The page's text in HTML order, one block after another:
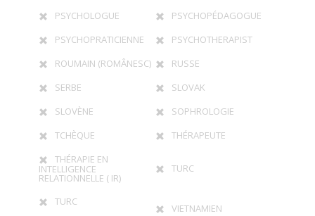
PSYCHOLOGUE
PSYCHOPÉDAGOGUE
PSYCHOPRATICIENNE
PSYCHOTHERAPIST
ROUMAIN (ROMÂNESC)
RUSSE
SERBE
SLOVAK
SLOVÈNE
SOPHROLOGIE
TCHÈQUE
THÉRAPEUTE
THÉRAPIE EN
INTELLIGENCE
RELATIONNELLE ( IR)
TURC
TURC
VIETNAMIEN